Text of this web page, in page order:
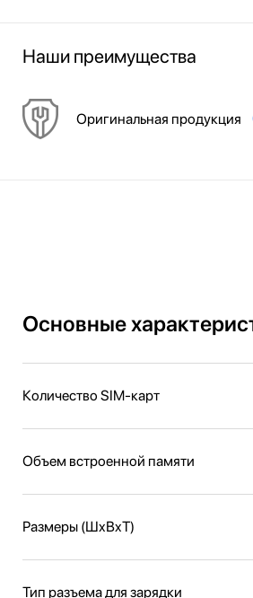
Наши преимущества
Оригинальная продукция
Основные
Количество SIM-карт
Объем встроенной памяти
Размеры (ШxВxТ)
Тип разъема для зарядки